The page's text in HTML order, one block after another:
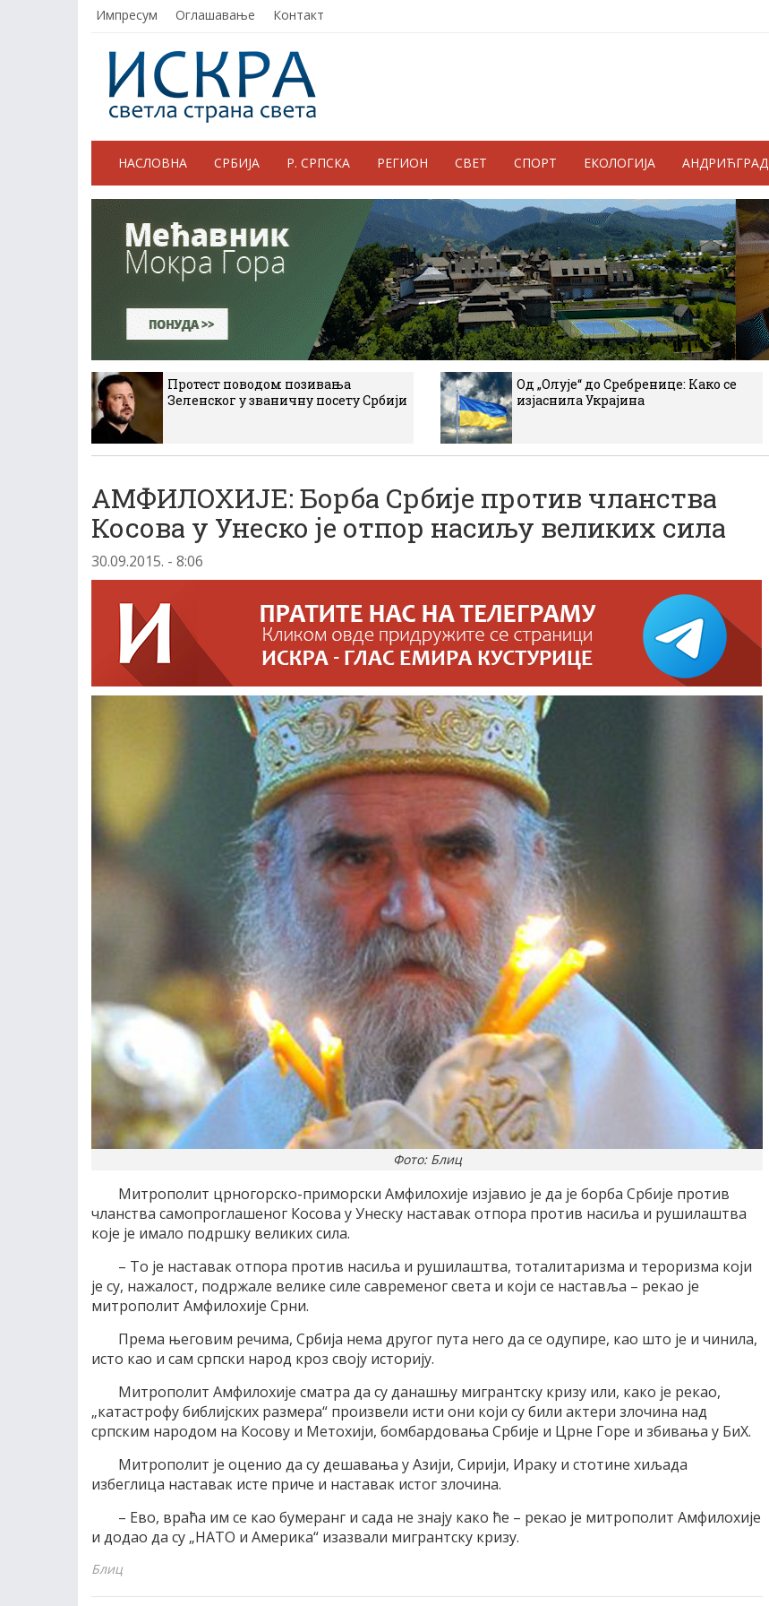
Импресум Оглашавање Контакт
НАСЛОВНА СРБИЈА Р. СРПСКА РЕГИОН СВЕТ СПОРТ ЕКОЛОГИЈА АНДРИЋГРАД
Протест поводом позивања
Зеленског у званичну посету Србији
Од „Олује“ до Сребренице: Како се
изјаснила Украјина
АМФИЛОХИЈЕ: Борба Србије против чланства
Косова у Унеско је отпор насиљу великих сила
30.09.2015. - 8:06
Фото: Блиц
Митрополит црногорско-приморски Амфилохије изјавио је да је борба Србије против
чланства самопроглашеног Косова у Унеску наставак отпора против насиља и рушилаштва
које је имало подршку великих сила.
– То је наставак отпора против насиља и рушилаштва, тоталитаризма и тероризма који
је су, нажалост, подржале велике силе савременог света и који се наставља – рекао је
митрополит Амфилохије Срни.
Према његовим речима, Србија нема другог пута него да се одупире, као што је и чинила,
исто као и сам српски народ кроз своју историју.
Митрополит Амфилохије сматра да су данашњу мигрантску кризу или, како је рекао,
„катастрофу библијских размера“ произвели исти они који су били актери злочина над
српским народом на Косову и Метохији, бомбардовања Србије и Црне Горе и збивања у БиХ.
Митрополит је оценио да су дешавања у Азији, Сирији, Ираку и стотине хиљада
избеглица наставак исте приче и наставак истог злочина.
– Ево, враћа им се као бумеранг и сада не знају како ће – рекао је митрополит Амфилохије
и додао да су „НАТО и Америка“ изазвали мигрантску кризу.
Блиц